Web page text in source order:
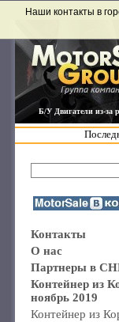
Б/У Двигатели из-за
Наши контакты в
Контакты
О нас
Партнеры в
Контейнер из
ноябрь 2019
Контейнер из